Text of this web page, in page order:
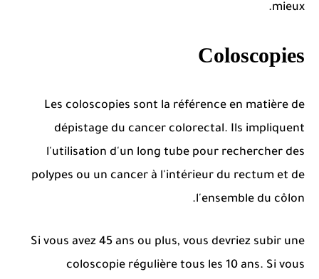
mieux.
Coloscopies
Les coloscopies sont la référence en matière de
dépistage du cancer colorectal. Ils impliquent
l'utilisation d'un long tube pour rechercher des
polypes ou un cancer à l'intérieur du rectum et de
l'ensemble du côlon.
Si vous avez 45 ans ou plus, vous devriez subir une
coloscopie régulière tous les 10 ans. Si vous